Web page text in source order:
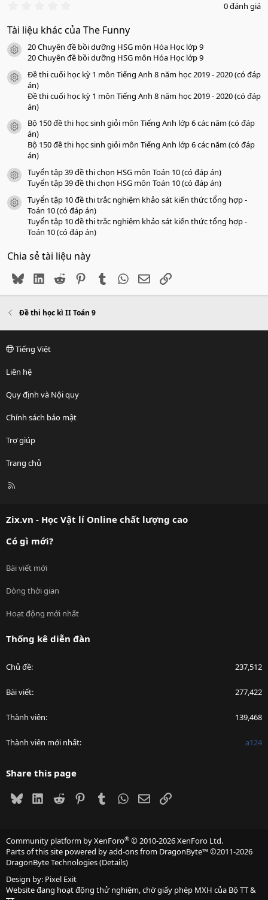
0
0
s
a
o
0 đánh giá
Tài liệu khác của The Funny
icon tài liệu
20 Chuyên đề bồi dưỡng HSG môn Hóa Học lớp 9
20 Chuyên đề bồi dưỡng HSG môn Hóa Học lớp 9
icon tài liệu
Đề thi cuối học kỳ 1 môn Tiếng Anh 8 năm học 2019 - 2020 (có đáp
án)
Đề thi cuối học kỳ 1 môn Tiếng Anh 8 năm học 2019 - 2020 (có đáp
án)
icon tài liệu
Bộ 150 đề thi học sinh giỏi môn Tiếng Anh lớp 6 các năm (có đáp
án)
Bộ 150 đề thi học sinh giỏi môn Tiếng Anh lớp 6 các năm (có đáp
án)
icon tài liệu
Tuyển tập 39 đề thi chọn HSG môn Toán 10 (có đáp án)
Tuyển tập 39 đề thi chọn HSG môn Toán 10 (có đáp án)
icon tài liệu
Tuyển tập 10 đề thi trắc nghiệm khảo sát kiến thức tổng hợp -
Toán 10 (có đáp án)
Tuyển tập 10 đề thi trắc nghiệm khảo sát kiến thức tổng hợp -
Toán 10 (có đáp án)
Chia sẻ tài liệu này
BlueskyLinkedIn
Reddit PinterestTumblr WhatsApp
EmailLink
Đề thi học kì II Toán 9
Tiếng Việt
Liên hệ
Quy định và Nội quy
Chính sách bảo mật
Trợ giúp
Trang chủ
R
Zix.vn - Học Vật lí Online chất lượng cao
Có gì mới?
Bài viết mới
Dòng thời gian
Hoạt động mới nhất
Thống kê diễn đàn
Chủ đề 237,512
Bài viết 277,422
Thành viên 139,468
Thành viên mới nhất a124
Share this page
BlueskyLinkedIn
Reddit PinterestTumblrWhatsApp
EmailLink
Community platform by XenForo® © 2010-2026 XenForo Ltd.
Parts of this site powered byadd-ons from DragonByte™©2011-2026
DragonByte Technologies(Details)
Design by: Pixel Exit
Website đang hoạt động thử nghiệm, chờ giấy phép MXH của Bộ TT &